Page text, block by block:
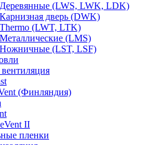
Деревянные (LWS, LWK, LDK)
Карнизная дверь (DWK)
Thermo (LWT, LTK)
Металлические (LMS)
Ножничные (LST, LSF)
(Финляндия)
II
пленки